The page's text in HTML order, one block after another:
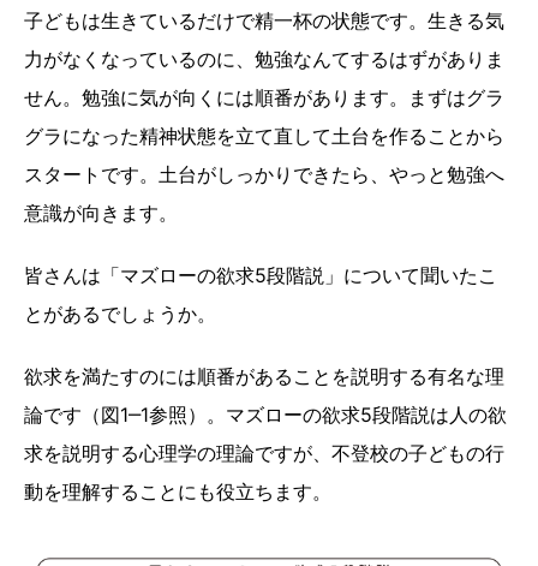
子どもは生きているだけで精一杯の状態です。生きる気
力がなくなっているのに、勉強なんてするはずがありま
せん。勉強に気が向くには順番があります。まずはグラ
グラになった精神状態を立て直して土台を作ることから
スタートです。土台がしっかりできたら、やっと勉強へ
意識が向きます。
皆さんは「マズローの欲求5段階説」について聞いたこ
とがあるでしょうか。
欲求を満たすのには順番があることを説明する有名な理
論です（図1‒1参照）。マズローの欲求5段階説は人の欲
求を説明する心理学の理論ですが、不登校の子どもの行
動を理解することにも役立ちます。